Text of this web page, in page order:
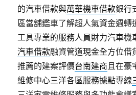
的汽車借款與萬華機車借款銀行
區當舖鑑車了解超人氣資金週轉
工具專業的服務人員財力汽車機
汽車借款融資管道現金全方位借
推薦的建案評價台南建商且在豪
維修中心三洋各區服務據點專線